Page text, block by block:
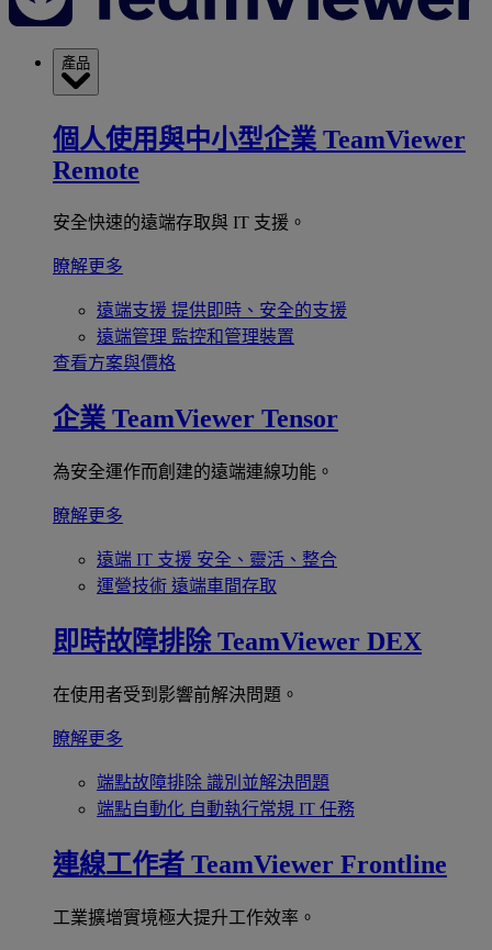
產品
個人使用與中小型企業 TeamViewer
Remote
安全快速的遠端存取與 IT 支援。
瞭解更多
遠端支援 提供即時、安全的支援
遠端管理 監控和管理裝置
查看方案與價格
企業 TeamViewer Tensor
為安全運作而創建的遠端連線功能。
瞭解更多
遠端 IT 支援 安全、靈活、整合
運營技術 遠端車間存取
即時故障排除 TeamViewer DEX
在使用者受到影響前解決問題。
瞭解更多
端點故障排除 識別並解決問題
端點自動化 自動執行常規 IT 任務
連線工作者 TeamViewer Frontline
工業擴增實境極大提升工作效率。